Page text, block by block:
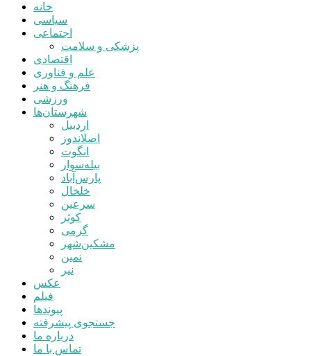
خانه
سیاسی
اجتماعی
پزشکی و سلامت
اقتصادی
علم و فناوری
فرهنگ و هنر
ورزشی
شهرستان‌ها
اردبیل
اصلاندوز
انگوت
بیله‌سوار
پارس‌آباد
خلخال
سرعین
کوثر
گرمی
مشکین‌شهر
نمین
نیر
عکس
فیلم
پیوندها
جستجوی پیشرفته
درباره ما
تماس با ما